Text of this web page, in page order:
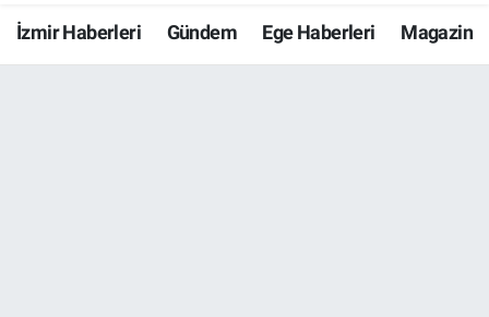
İzmir Haberleri Gündem Ege Haberleri Magazin
Resmi İlanlar